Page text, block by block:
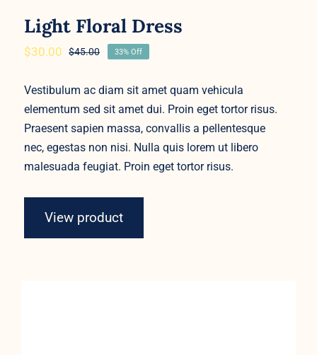
Light Floral Dress
$45.00Original
was:
$30.00
Current
is:
33% Off
Vestibulum ac diam sit amet quam vehicula
elementum sed sit amet dui. Proin eget tortor risus.
Praesent sapien massa, convallis a pellentesque
nec, egestas non nisi. Nulla quis lorem ut libero
malesuada feugiat. Proin eget tortor risus.
View product